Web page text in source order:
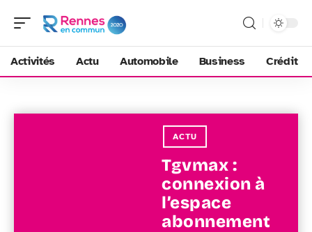
Activités Actu Automobile Business Crédit
ACTU
Tgvmax :
connexion à
l’espace
abonnement